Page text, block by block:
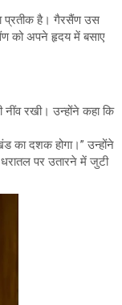
प्रतीक है। गैरसैंण उस
को अपने हृदय में बसाए
नींव रखी। उन्होंने कहा कि
का दशक होगा।” उन्होंने
पर उतारने में जुटी